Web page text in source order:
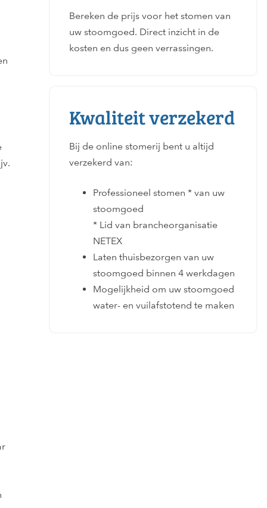
Bereken de prijs voor het stomen van
uw stoomgoed. Direct inzicht in de
kosten en dus geen verrassingen.
Kwaliteit verzekerd
Bij de online stomerij bent u altijd
verzekerd van:
Professioneel stomen * van uw
stoomgoed
* Lid van brancheorganisatie
NETEX
Laten thuisbezorgen van uw
stoomgoed binnen 4 werkdagen
Mogelijkheid om uw stoomgoed
water- en vuilafstotend te maken